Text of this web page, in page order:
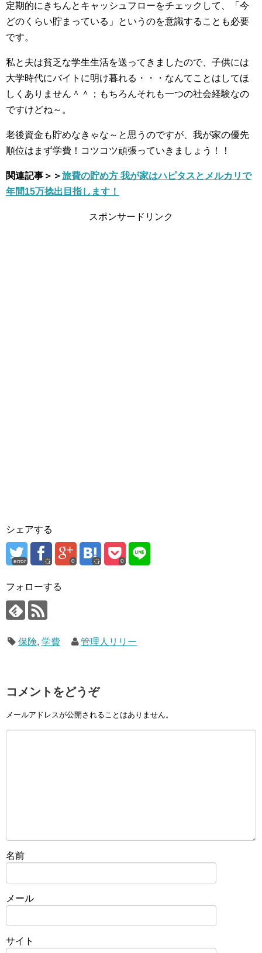
定期的にきちんとキャッシュフローをチェックして、「今
どのくらい貯まっている」というのを意識することも必要
です。
私と夫は貧乏な学生生活を送ってきましたので、子供には
大学時代にバイトに明け暮れる・・・なんてことはしてほ
しくありません＾＾；もちろんそれも一つの社会経験なの
ですけどね～。
老後資金も貯めなきゃな～と思うのですが、我が家の優先
順位はまず学費！コツコツ頑張っていきましょう！！
関連記事＞＞旅費の貯め方 我が家はハピタスとメルカリで
年間15万捻出目指します！
スポンサードリンク
シェアする
error 0 0
フォローする
保険, 学費 管理人リリー
コメントをどうぞ
メールアドレスが公開されることはありません。
名前
メール
サイト